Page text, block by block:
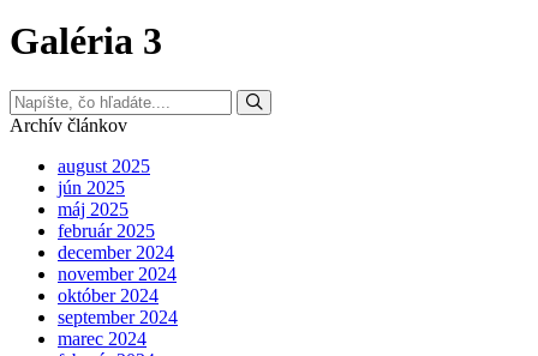
Galéria 3
Archív článkov
august 2025
jún 2025
máj 2025
február 2025
december 2024
november 2024
október 2024
september 2024
marec 2024